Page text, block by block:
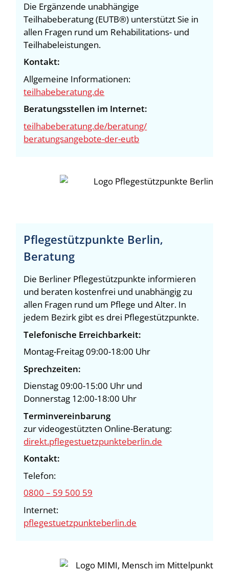
Die Ergänzende unabhängige
Teilhabeberatung (EUTB®) unterstützt Sie in
allen Fragen rund um Rehabilitations- und
Teilhabeleistungen.
Kontakt:
Allgemeine Informationen:
teilhabeberatung.de
Beratungsstellen im Internet:
teilhabeberatung.de/beratung/
beratungsangebote-der-eutb
Pflegestützpunkte Berlin,
Beratung
Die Berliner Pflegestützpunkte informieren
und beraten kostenfrei und unabhängig zu
allen Fragen rund um Pflege und Alter. In
jedem Bezirk gibt es drei Pflegestützpunkte.
Telefonische Erreichbarkeit:
Montag-Freitag 09:00-18:00 Uhr
Sprechzeiten:
Dienstag 09:00-15:00 Uhr und
Donnerstag 12:00-18:00 Uhr
Terminvereinbarung
zur videogestützten Online-Beratung:
direkt.pflegestuetzpunkteberlin.de
Kontakt:
Telefon:
0800 – 59 500 59
Internet:
pflegestuetzpunkteberlin.de